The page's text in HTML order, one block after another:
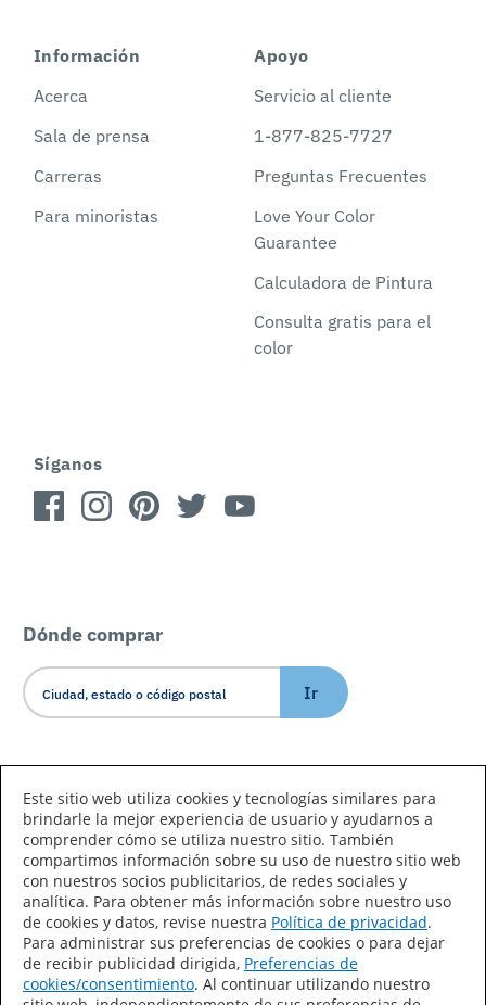
Información
Acerca
Sala de prensa
Carreras
Para minoristas
Apoyo
Servicio al cliente
1-877-825-7727
Preguntas Frecuentes
Love Your Color
Guarantee
Calculadora de Pintura
Consulta gratis para el
color
Síganos
Dónde comprar
Ir
Declaración de accesibilidad
Mapa del sitio
Términos de uso
Privacidad
Este sitio web utiliza cookies y tecnologías similares para
brindarle la mejor experiencia de usuario y ayudarnos a
comprender cómo se utiliza nuestro sitio. También
compartimos información sobre su uso de nuestro sitio web
con nuestros socios publicitarios, de redes sociales y
analítica. Para obtener más información sobre nuestro uso
de cookies y datos, revise nuestra Política de privacidad.
Para administrar sus preferencias de cookies o para dejar
de recibir publicidad dirigida, Preferencias de
cookies/consentimiento. Al continuar utilizando nuestro